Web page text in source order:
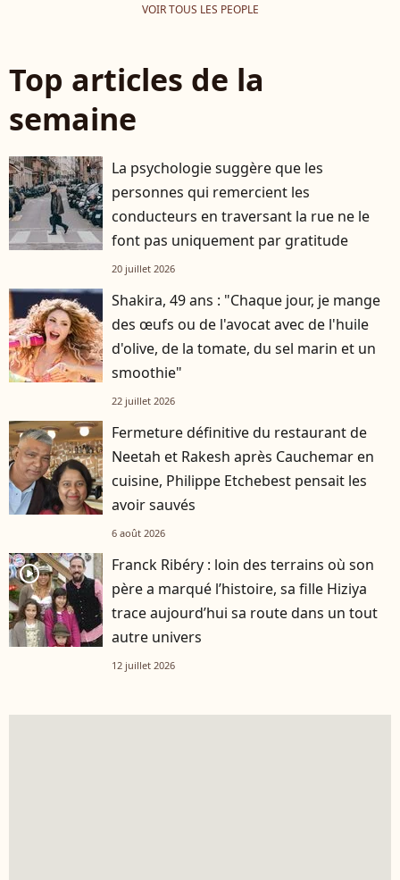
VOIR TOUS LES PEOPLE
Top articles de la
semaine
La psychologie suggère que les
personnes qui remercient les
conducteurs en traversant la rue ne le
font pas uniquement par gratitude
20 juillet 2026
Shakira, 49 ans : "Chaque jour, je mange
des œufs ou de l'avocat avec de l'huile
d'olive, de la tomate, du sel marin et un
smoothie"
22 juillet 2026
Fermeture définitive du restaurant de
Neetah et Rakesh après Cauchemar en
cuisine, Philippe Etchebest pensait les
avoir sauvés
6 août 2026
player2
Franck Ribéry : loin des terrains où son
père a marqué l’histoire, sa fille Hiziya
trace aujourd’hui sa route dans un tout
autre univers
12 juillet 2026